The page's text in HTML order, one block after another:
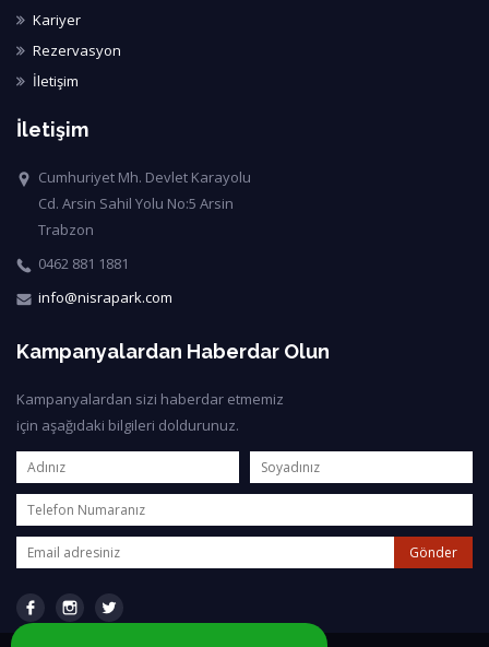
Kariyer
Rezervasyon
İletişim
İletişim
Cumhuriyet Mh. Devlet Karayolu
Cd. Arsin Sahil Yolu No:5 Arsin
Trabzon
0462 881 1881
info@nisrapark.com
Kampanyalardan Haberdar Olun
Kampanyalardan sizi haberdar etmemiz
için aşağıdaki bilgileri doldurunuz.